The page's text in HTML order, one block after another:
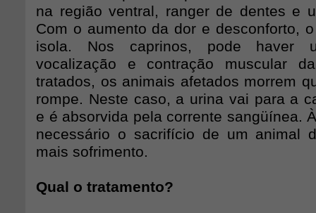
na região ventral, ranger de dentes e
Com o aumento da dor e desconforto,
isola. Nos caprinos, pode haver
vocalização e contração muscular
tratados, os animais afetados morrem
rompe. Neste caso, a urina vai para a
e é absorvida pela corrente sangüínea.
necessário o sacrifício de um animal
mais sofrimento.
Qual o tratamento?